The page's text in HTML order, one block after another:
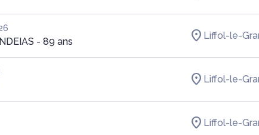
- 89 ans
Liffol-le-
Liffol-le-
Liffol-le-